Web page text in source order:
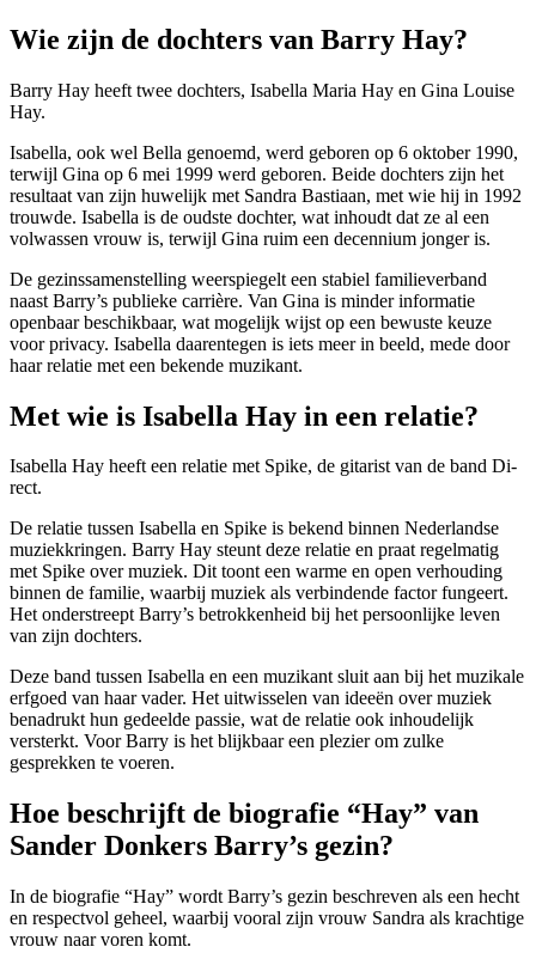
Wie zijn de dochters van Barry Hay?
Barry Hay heeft twee dochters, Isabella Maria Hay en Gina Louise
Hay.
Isabella, ook wel Bella genoemd, werd geboren op 6 oktober 1990,
terwijl Gina op 6 mei 1999 werd geboren. Beide dochters zijn het
resultaat van zijn huwelijk met Sandra Bastiaan, met wie hij in 1992
trouwde. Isabella is de oudste dochter, wat inhoudt dat ze al een
volwassen vrouw is, terwijl Gina ruim een decennium jonger is.
De gezinssamenstelling weerspiegelt een stabiel familieverband
naast Barry’s publieke carrière. Van Gina is minder informatie
openbaar beschikbaar, wat mogelijk wijst op een bewuste keuze
voor privacy. Isabella daarentegen is iets meer in beeld, mede door
haar relatie met een bekende muzikant.
Met wie is Isabella Hay in een relatie?
Isabella Hay heeft een relatie met Spike, de gitarist van de band Di-
rect.
De relatie tussen Isabella en Spike is bekend binnen Nederlandse
muziekkringen. Barry Hay steunt deze relatie en praat regelmatig
met Spike over muziek. Dit toont een warme en open verhouding
binnen de familie, waarbij muziek als verbindende factor fungeert.
Het onderstreept Barry’s betrokkenheid bij het persoonlijke leven
van zijn dochters.
Deze band tussen Isabella en een muzikant sluit aan bij het muzikale
erfgoed van haar vader. Het uitwisselen van ideeën over muziek
benadrukt hun gedeelde passie, wat de relatie ook inhoudelijk
versterkt. Voor Barry is het blijkbaar een plezier om zulke
gesprekken te voeren.
Hoe beschrijft de biografie “Hay” van
Sander Donkers Barry’s gezin?
In de biografie “Hay” wordt Barry’s gezin beschreven als een hecht
en respectvol geheel, waarbij vooral zijn vrouw Sandra als krachtige
vrouw naar voren komt.